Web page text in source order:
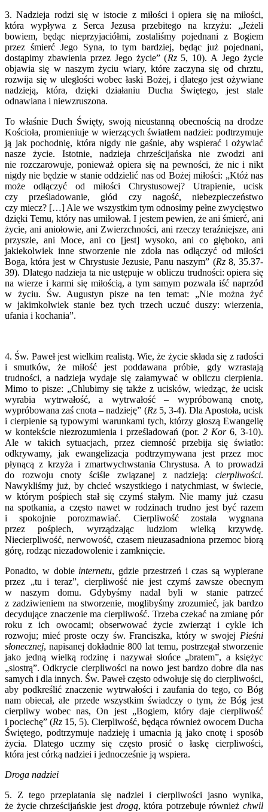
3. Nadzieja rodzi się w istocie z miłości i opiera się na miłości,
która wypływa z Serca Jezusa przebitego na krzyżu: „Jeżeli
bowiem, będąc nieprzyjaciółmi, zostaliśmy pojednani z Bogiem
przez śmierć Jego Syna, to tym bardziej, będąc już pojednani,
dostąpimy zbawienia przez Jego życie” (Rz5, 10). A Jego życie
objawia się w naszym życiu wiary, które zaczyna się od chrztu,
rozwija się w uległości wobec łaski Bożej, i dlatego jest ożywiane
nadzieją, która, dzięki działaniu Ducha Świętego, jest stale
odnawiana i niewzruszona.
To właśnie Duch Święty, swoją nieustanną obecnością na drodze
Kościoła, promieniuje w wierzących światłem nadziei: podtrzymuje
ją jak pochodnię, która nigdy nie gaśnie, aby wspierać i ożywiać
nasze życie. Istotnie, nadzieja chrześcijańska nie zwodzi ani
nie rozczarowuje, ponieważ opiera się na pewności, że nic i nikt
nigdy nie będzie w stanie oddzielić nas od Bożej miłości: „Któż nas
może odłączyć od miłości Chrystusowej? Utrapienie, ucisk
czy prześladowanie, głód czy nagość, niebezpieczeństwo
czy miecz? […] Ale we wszystkim tym odnosimy pełne zwycięstwo
dzięki Temu, który nas umiłował. I jestem pewien, że ani śmierć, ani
życie, ani aniołowie, ani Zwierzchności, ani rzeczy teraźniejsze, ani
przyszłe, ani Moce, ani co [jest] wysoko, ani co głęboko, ani
jakiekolwiek inne stworzenie nie zdoła nas odłączyć od miłości
Boga, która jest w Chrystusie Jezusie, Panu naszym” (Rz8, 35.37-
39). Dlatego nadzieja ta nie ustępuje w obliczu trudności: opiera się
na wierze i karmi się miłością, a tym samym pozwala iść naprzód
w życiu. Św. Augustyn pisze na ten temat: „Nie można żyć
w jakimkolwiek stanie bez tych trzech uczuć duszy: wierzenia,
ufania i kochania”.
4. Św. Paweł jest wielkim realistą. Wie, że życie składa się z radości
i smutków, że miłość jest poddawana próbie, gdy wzrastają
trudności, a nadzieja wydaje się załamywać w obliczu cierpienia.
Mimo to pisze: „Chlubimy się także z ucisków, wiedząc, że ucisk
wyrabia wytrwałość, a wytrwałość – wypróbowaną cnotę,
wypróbowana zaś cnota – nadzieję” (Rz5, 3-4). Dla Apostoła, ucisk
i cierpienie są typowymi warunkami tych, którzy głoszą Ewangelię
w kontekście niezrozumienia i prześladowań (por. 2 Kor6, 3-10).
Ale w takich sytuacjach, przez ciemność przebija się światło:
odkrywamy, jak ewangelizacja podtrzymywana jest przez moc
płynącą z krzyża i zmartwychwstania Chrystusa. A to prowadzi
do rozwoju cnoty ściśle związanej z nadzieją: cierpliwości.
Nawykliśmy już, by chcieć wszystkiego i natychmiast, w świecie,
w którym pośpiech stał się czymś stałym. Nie mamy już czasu
na spotkania, a często nawet w rodzinach trudno jest być razem
i spokojnie porozmawiać. Cierpliwość została wygnana
przez pośpiech, wyrządzając ludziom wielką krzywdę.
Niecierpliwość, nerwowość, czasem nieuzasadniona przemoc biorą
górę, rodząc niezadowolenie i zamknięcie.
Ponadto, w dobie internetu, gdzie przestrzeń i czas są wypierane
przez „tu i teraz”, cierpliwość nie jest czymś zawsze obecnym
w naszym domu. Gdybyśmy nadal byli w stanie patrzeć
z zadziwieniem na stworzenie, moglibyśmy zrozumieć, jak bardzo
decydujące znaczenie ma cierpliwość. Trzeba czekać na zmianę pór
roku z ich owocami; obserwować życie zwierząt i cykle ich
rozwoju; mieć proste oczy św. Franciszka, który w swojej Pieśni
słonecznej, napisanej dokładnie 800 lat temu, postrzegał stworzenie
jako jedną wielką rodzinę i nazywał słońce „bratem”, a księżyc
„siostrą”. Odkrycie cierpliwości na nowo jest bardzo dobre dla nas
samych i dla innych. Św. Paweł często odwołuje się do cierpliwości,
aby podkreślić znaczenie wytrwałości i zaufania do tego, co Bóg
nam obiecał, ale przede wszystkim świadczy o tym, że Bóg jest
cierpliwy wobec nas, On jest „Bogiem, który daje cierpliwość
i pociechę” (Rz 15, 5). Cierpliwość, będąca również owocem Ducha
Świętego, podtrzymuje nadzieję i umacnia ją jako cnotę i sposób
życia. Dlatego uczmy się często prosić o łaskę cierpliwości,
która jest córką nadziei i jednocześnie ją wspiera.
Droga nadziei
5. Z tego przeplatania się nadziei i cierpliwości jasno wynika,
że życie chrześcijańskie jest drogą, która potrzebuje również chwil